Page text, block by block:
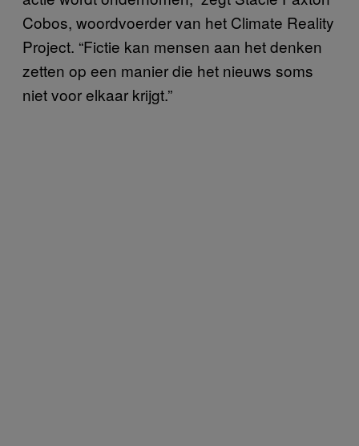
Cobos, woordvoerder van het Climate Reality
Project. “Fictie kan mensen aan het denken
zetten op een manier die het nieuws soms
niet voor elkaar krijgt.”